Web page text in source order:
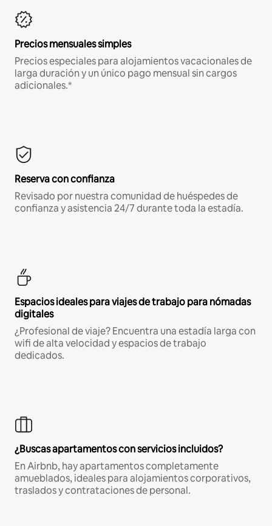
Precios mensuales simples
Precios especiales para alojamientos vacacionales de
larga duración y un único pago mensual sin cargos
adicionales.*
Reserva con confianza
Revisado por nuestra comunidad de huéspedes de
confianza y asistencia 24/7 durante toda la estadía.
Espacios ideales para viajes de trabajo para nómadas
digitales
¿Profesional de viaje? Encuentra una estadía larga con
wifi de alta velocidad y espacios de trabajo
dedicados.
¿Buscas apartamentos con servicios incluidos?
En Airbnb, hay apartamentos completamente
amueblados, ideales para alojamientos corporativos,
traslados y contrataciones de personal.